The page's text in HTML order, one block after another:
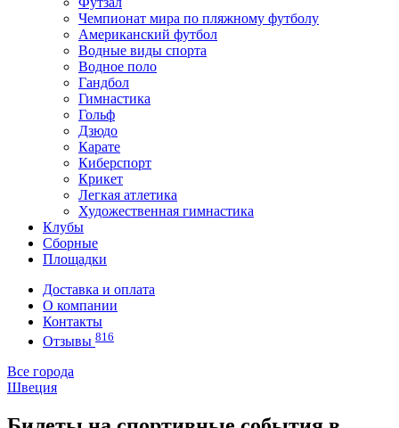
Чемпионат мира по пляжному футболу
Американский футбол
Водные виды спорта
Водное поло
Гандбол
Гимнастика
Гольф
Дзюдо
Карате
Киберспорт
Крикет
Легкая атлетика
Художественная гимнастика
Клубы
Сборные
Площадки
Доставка и оплата
О компании
Контакты
Отзывы 816
Все города
Швеция